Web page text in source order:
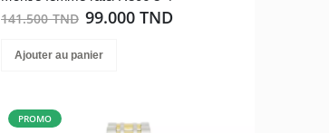
141.500 TND 99.000 TND
Ajouter au panier
PROMO